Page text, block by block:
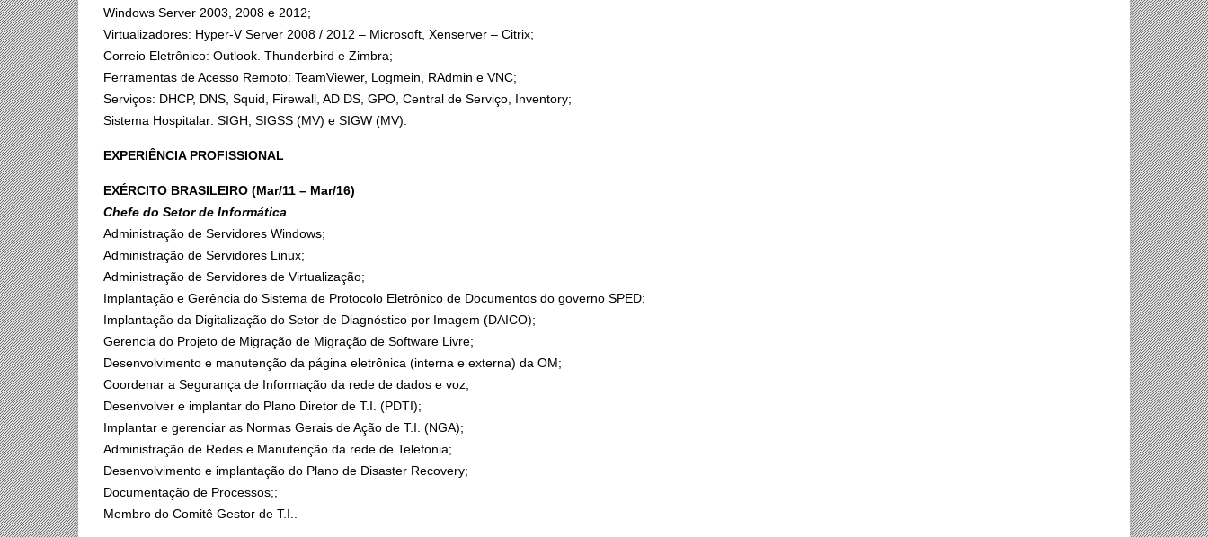
Windows Server 2003, 2008 e 2012;
Virtualizadores: Hyper-V Server 2008 / 2012 – Microsoft, Xenserver – Citrix;
Correio Eletrônico: Outlook. Thunderbird e Zimbra;
Ferramentas de Acesso Remoto: TeamViewer, Logmein, RAdmin e VNC;
Serviços: DHCP, DNS, Squid, Firewall, AD DS, GPO, Central de Serviço, Inventory;
Sistema Hospitalar: SIGH, SIGSS (MV) e SIGW (MV).
EXPERIÊNCIA PROFISSIONAL
EXÉRCITO BRASILEIRO (Mar/11 – Mar/16)
Chefe do Setor de Informática
Administração de Servidores Windows;
Administração de Servidores Linux;
Administração de Servidores de Virtualização;
Implantação e Gerência do Sistema de Protocolo Eletrônico de Documentos do governo SPED;
Implantação da Digitalização do Setor de Diagnóstico por Imagem (DAICO);
Gerencia do Projeto de Migração de Migração de Software Livre;
Desenvolvimento e manutenção da página eletrônica (interna e externa) da OM;
Coordenar a Segurança de Informação da rede de dados e voz;
Desenvolver e implantar do Plano Diretor de T.I. (PDTI);
Implantar e gerenciar as Normas Gerais de Ação de T.I. (NGA);
Administração de Redes e Manutenção da rede de Telefonia;
Desenvolvimento e implantação do Plano de Disaster Recovery;
Documentação de Processos;;
Membro do Comitê Gestor de T.I..